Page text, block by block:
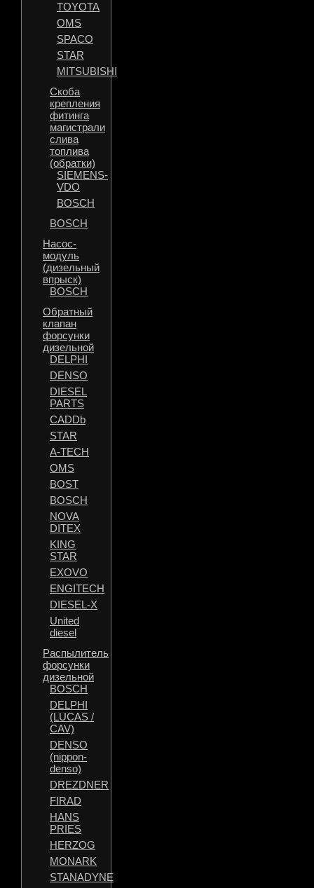
TOYOTA
OMS
SPACO
STAR
MITSUBISHI
Скоба
крепления
фитинга
магистрали
слива
топлива
(обратки)
SIEMENS-
VDO
BOSCH
BOSCH
Насос-
модуль
(дизельный
впрыск)
BOSCH
Обратный
клапан
форсунки
дизельной
DELPHI
DENSO
DIESEL
PARTS
CADDb
STAR
A-TECH
OMS
BOST
BOSCH
NOVA
DITEX
KING
STAR
EXOVO
ENGITECH
DIESEL-X
United
diesel
Распылитель
форсунки
дизельной
BOSCH
DELPHI
(LUCAS /
CAV)
DENSO
(nippon-
denso)
DREZDNER
FIRAD
HANS
PRIES
HERZOG
MONARK
STANADYNE